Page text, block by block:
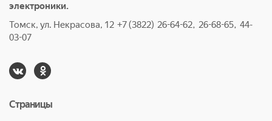
электроники.
Томск, ул. Некрасова, 12 +7 (3822) 26-64-62, 26-68-65, 44-
03-07
Страницы